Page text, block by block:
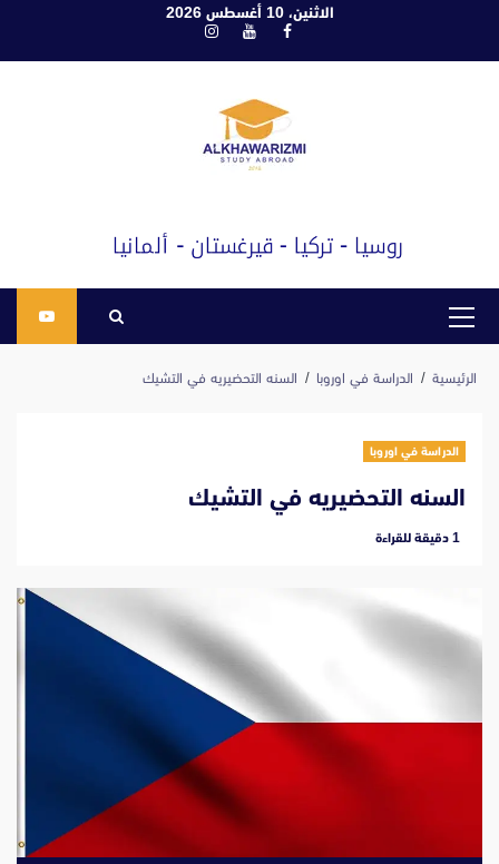
الاثنين، 10 أغسطس 2026
فيسبوكيوتيوبانستغرام
القائمة
الرئيسية الدراسة في اوروبا السنه التحضيريه في التشيك
الدراسة في اوروبا
السنه التحضيريه في التشيك
‫1 دقيقة للقراءة